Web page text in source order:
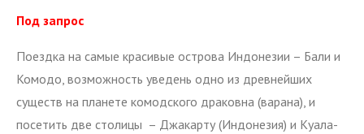
Под запрос
Поездка на самые красивые острова Индонезии – Бали и
Комодо, возможность уведень одно из древнейших
существ на планете комодского драковна (варана), и
посетить две столицы – Джакарту (Индонезия) и Куала-